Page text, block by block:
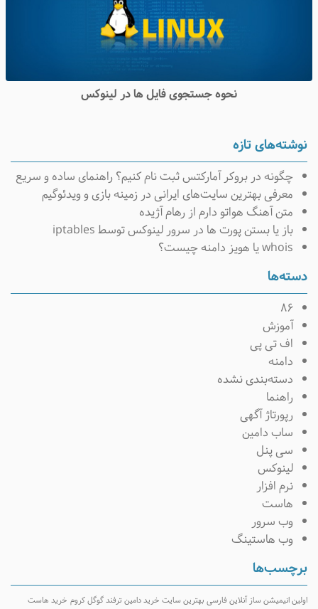
نحوه جستجوی فایل ها در لینوکس
نوشته‌های تازه
چگونه در بروکر آمارکتس ثبت نام کنیم؟ راهنمای ساده و سریع
معرفی بهترین سایت‌های ایرانی در زمینه بازی و ویدئوگیم
متن آهنگ هواتو دارم از رهام آژیده
باز یا بستن پورت ها در سرور لینوکس توسط iptables
whois یا هویز دامنه چیست؟
دسته‌ها
۸۶
آموزش
اف تی پی
دامنه
دسته‌بندی نشده
راهنما
رپورتاژ آگهی
ساب دامین
سی پنل
لینوکس
نرم افزار
هاست
وب سرور
وب هاستینگ
برچسب‌ها
اولین انیمیشن ساز آنلاین فارسی بهترین سایت خرید دامین ترفند گوگل کروم خرید هاست